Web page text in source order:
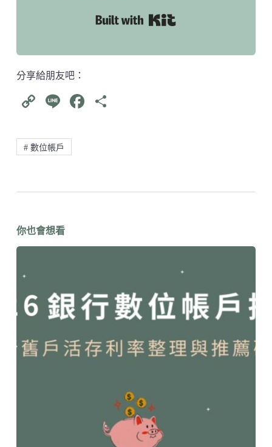
分享給朋友吧：
C
y
Li
Li
Fa
# 數位帳戶
你也會想看